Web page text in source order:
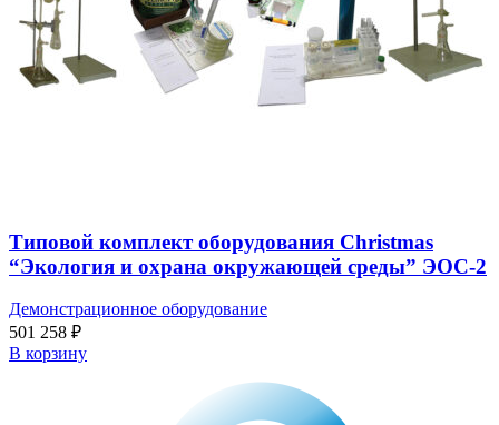
Типовой комплект оборудования Christmas
“Экология и охрана окружающей среды” ЭОС-2
Демонстрационное оборудование
501 258 ₽
В корзину